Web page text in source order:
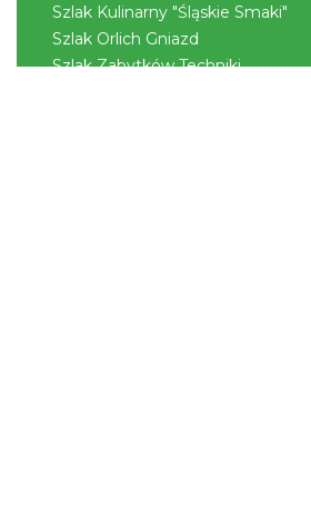
Szlak Kulinarny "Śląskie Smaki"
Szlak Orlich Gniazd
Szlak Zabytków Techniki